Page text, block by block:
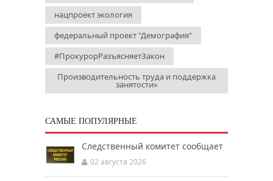
нацпроект экология
федеральный проект "Демография"
#ПрокурорРазъясняетЗакон
Производительность труда и поддержка
занятости»
САМЫЕ ПОПУЛЯРНЫЕ
Следственный комитет сообщает
02 августа 2026